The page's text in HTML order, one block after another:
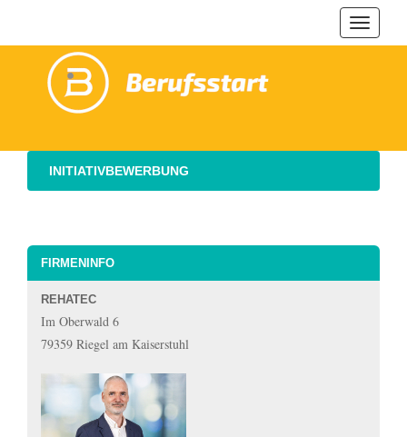
ein-/
INITIATIVBEWERBUNG
FIRMENINFO
REHATEC
Im Oberwald 6
79359 Riegel am Kaiserstuhl